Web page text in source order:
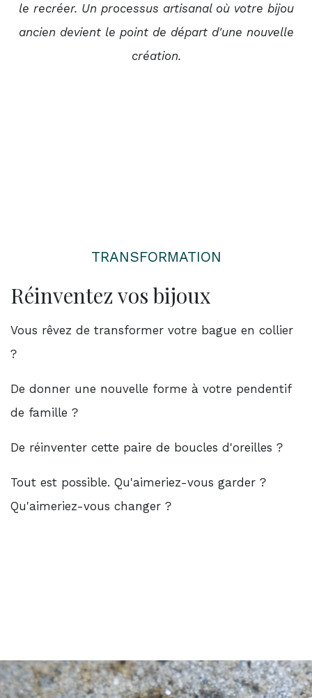
le recréer. Un processus artisanal où votre bijou
ancien devient le point de départ d'une nouvelle
création.
TRANSFORMATION
Réinventez vos bijoux
Vous rêvez de transformer votre bague en collier
?
De donner une nouvelle forme à votre pendentif
de famille ?
De réinventer cette paire de boucles d'oreilles ?
Tout est possible. Qu'aimeriez-vous garder ?
Qu'aimeriez-vous changer ?